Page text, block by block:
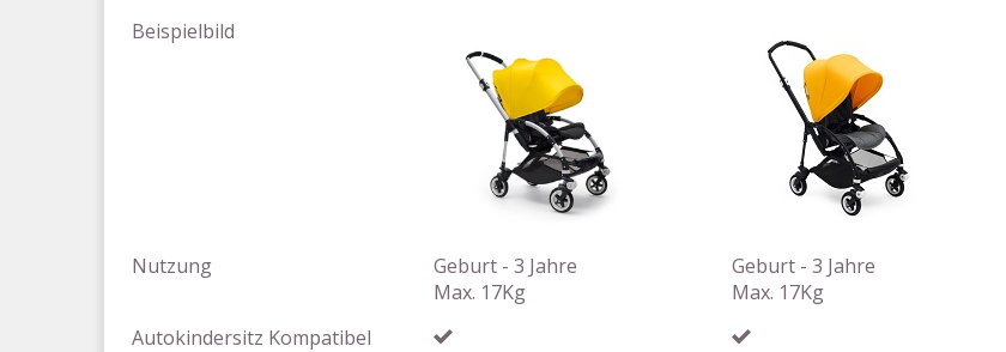
Beispielbild
Nutzung
Geburt - 3 Jahre
Max. 17Kg
Geburt - 3 Jahre
Max. 17Kg
Autokindersitz Kompatibel